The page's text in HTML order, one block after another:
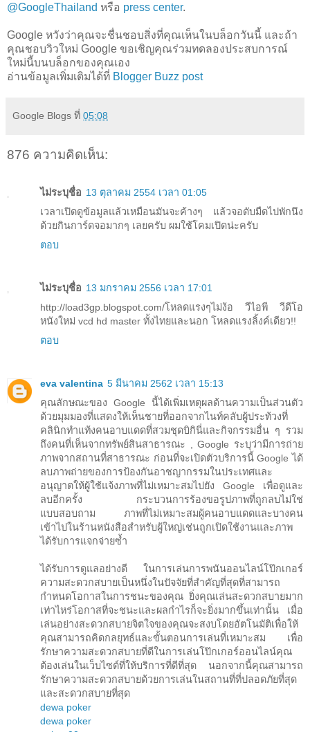
@GoogleThailand หรือ press center.
Google หวังว่าคุณจะชื่นชอบสิ่งที่คุณเห็นในบล็อกวันนี้ และถ้า
คุณชอบวิวใหม่ Google ขอเชิญคุณร่วมทดลองประสบการณ์
ใหม่นี้บนบล็อกของคุณเอง
อ่านข้อมูลเพิ่มเติมได้ที่ Blogger Buzz post
Google Blogs ที่ 05:08
876 ความคิดเห็น:
ไม่ระบุชื่อ 13 ตุลาคม 2554 เวลา 01:05
เวลาเปิดดูข้อมูลแล้วเหมือนมันจะค้างๆ แล้วจอดับมืดไปพักนึง
ด้วยกินการ์ดจอมากๆ เลยครับ ผมใช้โคมเปิดน่ะครับ
ตอบ
ไม่ระบุชื่อ 13 มกราคม 2556 เวลา 17:01
http://load3gp.blogspot.com/โหลดแรงๆไม่ง้อ วีไอพี วีดีโอ
หนังใหม่ vcd hd master ทั้งไทยและนอก โหลดแรงลิ้งค์เดียว!!
ตอบ
eva valentina 5 มีนาคม 2562 เวลา 15:13
คุณลักษณะของ Google นี้ได้เพิ่มเหตุผลด้านความเป็นส่วนตัว
ด้วยมุมมองที่แสดงให้เห็นชายที่ออกจากไนท์คลับผู้ประท้วงที่
คลินิกทำแท้งคนอาบแดดที่สวมชุดบิกินี่และกิจกรรมอื่น ๆ รวม
ถึงคนที่เห็นจากทรัพย์สินสาธารณะ , Google ระบุว่ามีการถ่าย
ภาพจากสถานที่สาธารณะ ก่อนที่จะเปิดตัวบริการนี้ Google ได้
ลบภาพถ่ายของการป้องกันอาชญากรรมในประเทศและ
อนุญาตให้ผู้ใช้แจ้งภาพที่ไม่เหมาะสมไปยัง Google เพื่อดูและ
ลบอีกครั้ง กระบวนการร้องขอรูปภาพที่ถูกลบไม่ใช่
แบบสอบถาม ภาพที่ไม่เหมาะสมผู้คนอาบแดดและบางคน
เข้าไปในร้านหนังสือสำหรับผู้ใหญ่เช่นถูกเปิดใช้งานและภาพ
ได้รับการแจกจ่ายซ้ำ
ได้รับการดูแลอย่างดี ในการเล่นการพนันออนไลน์โป๊กเกอร์
ความสะดวกสบายเป็นหนึ่งในปัจจัยที่สำคัญที่สุดที่สามารถ
กำหนดโอกาสในการชนะของคุณ ยิ่งคุณเล่นสะดวกสบายมาก
เท่าไหร่โอกาสที่จะชนะและผลกำไรก็จะยิ่งมากขึ้นเท่านั้น เมื่อ
เล่นอย่างสะดวกสบายจิตใจของคุณจะสงบโดยอัตโนมัติเพื่อให้
คุณสามารถคิดกลยุทธ์และขั้นตอนการเล่นที่เหมาะสม เพื่อ
รักษาความสะดวกสบายที่ดีในการเล่นโป๊กเกอร์ออนไลน์คุณ
ต้องเล่นในเว็บไซต์ที่ให้บริการที่ดีที่สุด นอกจากนี้คุณสามารถ
รักษาความสะดวกสบายด้วยการเล่นในสถานที่ที่ปลอดภัยที่สุด
และสะดวกสบายที่สุด
dewa poker
dewa poker